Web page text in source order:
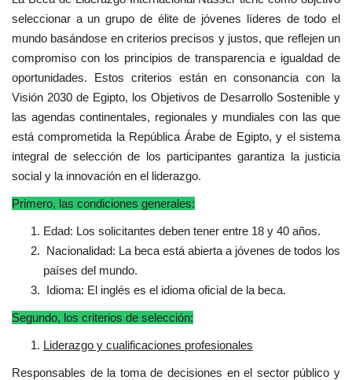
vídeos
Los colaboradores
Los patrocinios
Galería
Lengua
English Swahili español
French Arabic
seleccionar a un grupo de élite de jóvenes líderes de todo el
mundo basándose en criterios precisos y justos, que reflejen un
compromiso con los principios de transparencia e igualdad de
oportunidades. Estos criterios están en consonancia con la
Visión 2030 de Egipto, los Objetivos de Desarrollo Sostenible y
las agendas continentales, regionales y mundiales con las que
está comprometida la República Árabe de Egipto, y el sistema
integral de selección de los participantes garantiza la justicia
social y la innovación en el liderazgo.
Primero, las condiciones generales:
Edad: Los solicitantes deben tener entre 18 y 40 años.
Nacionalidad: La beca está abierta a jóvenes de todos los
países del mundo.
Idioma: El inglés es el idioma oficial de la beca.
Segundo, los criterios de selección:
Liderazgo y cualificaciones profesionales
Responsables de la toma de decisiones en el sector público y